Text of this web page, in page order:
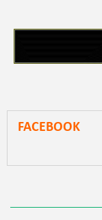
FACEBOOK